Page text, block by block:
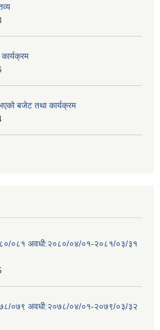
बजेट तथा कार्यक्रम
०८१ अवधी:२०८०/०४/०१-२०८१/०३/३१
०७९ अवधी:२०७८/०४/०१-२०७९/०३/३२